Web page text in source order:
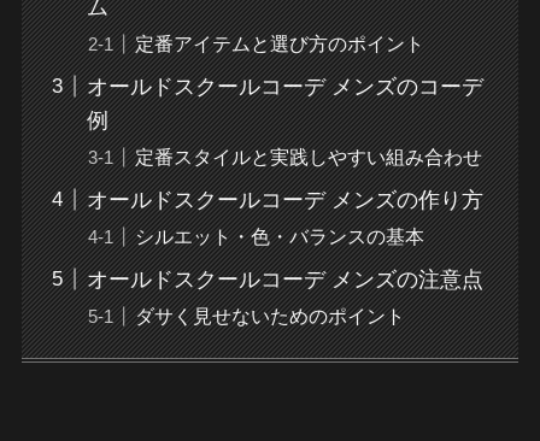
ム
定番アイテムと選び方のポイント
オールドスクールコーデ メンズのコーデ
例
定番スタイルと実践しやすい組み合わせ
オールドスクールコーデ メンズの作り方
シルエット・色・バランスの基本
オールドスクールコーデ メンズの注意点
ダサく見せないためのポイント